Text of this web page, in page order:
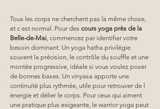
Tous les corps ne cherchent pas la même chose,
et c est normal. Pour des cours yoga près de la
Belle-de-Mai , commencez par identifier votre
besoin dominant. Un yoga hatha privilégie
souvent la précision, le contrôle du souffle et une
montée progressive, idéale si vous voulez poser
de bonnes bases. Un vinyasa apporte une
continuité plus rythmée, utile pour retrouver de l
énergie et délier le corps. Pour ceux qui aiment
une pratique plus exigeante, le warrior yoga peut